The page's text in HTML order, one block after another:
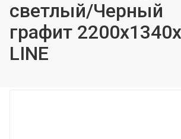
светлый/Черный
графит
LINE